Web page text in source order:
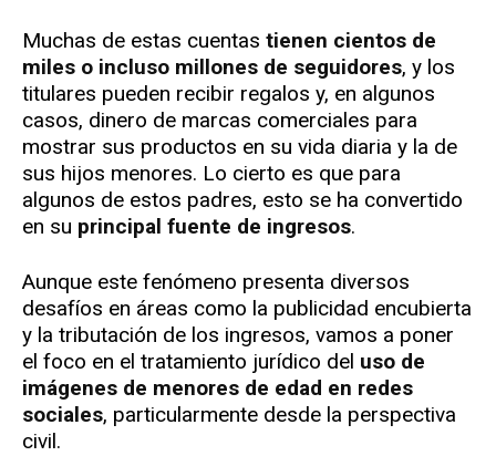
Muchas de estas cuentas tienen cientos de
miles o incluso millones de seguidores, y los
titulares pueden recibir regalos y, en algunos
casos, dinero de marcas comerciales para
mostrar sus productos en su vida diaria y la de
sus hijos menores. Lo cierto es que para
algunos de estos padres, esto se ha convertido
en su principal fuente de ingresos.
Aunque este fenómeno presenta diversos
desafíos en áreas como la publicidad encubierta
y la tributación de los ingresos, vamos a poner
el foco en el tratamiento jurídico del uso de
imágenes de menores de edad en redes
sociales, particularmente desde la perspectiva
civil.